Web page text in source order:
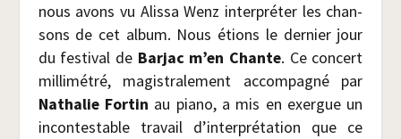
nous avons vu Alis­sa Wenz inter­pré­ter les chan­
sons de cet album. Nous étions le der­nier jour
du fes­ti­val de Bar­jac m’en Chante. Ce concert
mil­li­mé­tré, magis­tra­le­ment accom­pa­gné par
Natha­lie For­tin au pia­no, a mis en exergue un
incon­tes­table tra­vail d’interprétation que ce